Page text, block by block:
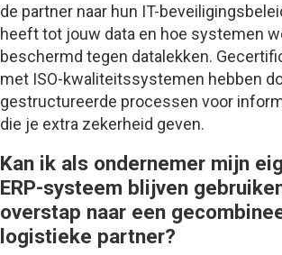
de partner naar hun IT-
heeft tot jouw data en hoe systemen
beschermd tegen datalekken.
met ISO-kwaliteitssystemen hebben
gestructureerde processen voor
die je extra zekerheid geven.
Kan ik als ondernemer mijn
ERP-systeem blijven
overstap naar een
logistieke partner?